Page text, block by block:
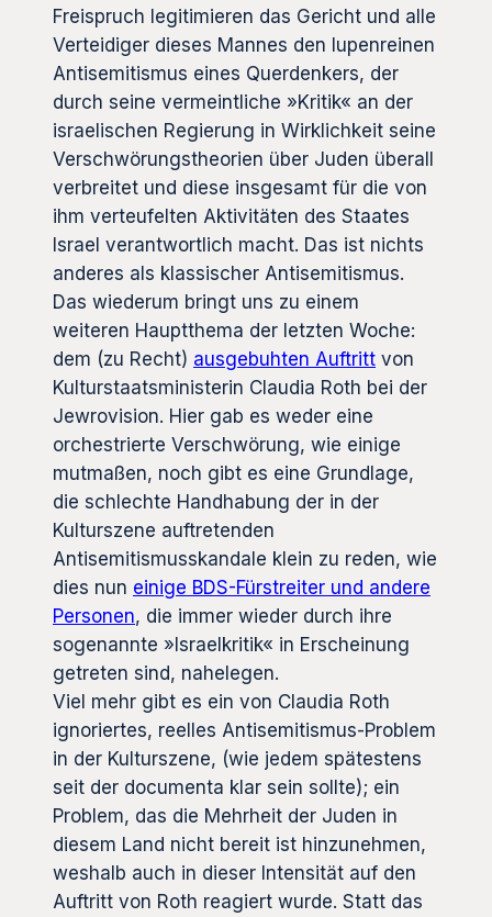
Freispruch legitimieren das Gericht und alle
Verteidiger dieses Mannes den lupenreinen
Antisemitismus eines Querdenkers, der
durch seine vermeintliche »Kritik« an der
israelischen Regierung in Wirklichkeit seine
Verschwörungstheorien über Juden überall
verbreitet und diese insgesamt für die von
ihm verteufelten Aktivitäten des Staates
Israel verantwortlich macht. Das ist nichts
anderes als klassischer Antisemitismus.
Das wiederum bringt uns zu einem
weiteren Hauptthema der letzten Woche:
dem (zu Recht) ausgebuhten Auftritt von
Kulturstaatsministerin Claudia Roth bei der
Jewrovision. Hier gab es weder eine
orchestrierte Verschwörung, wie einige
mutmaßen, noch gibt es eine Grundlage,
die schlechte Handhabung der in der
Kulturszene auftretenden
Antisemitismusskandale klein zu reden, wie
dies nun einige BDS-Fürstreiter und andere
Personen, die immer wieder durch ihre
sogenannte »Israelkritik« in Erscheinung
getreten sind, nahelegen.
Viel mehr gibt es ein von Claudia Roth
ignoriertes, reelles Antisemitismus-Problem
in der Kulturszene, (wie jedem spätestens
seit der documenta klar sein sollte); ein
Problem, das die Mehrheit der Juden in
diesem Land nicht bereit ist hinzunehmen,
weshalb auch in dieser Intensität auf den
Auftritt von Roth reagiert wurde. Statt das